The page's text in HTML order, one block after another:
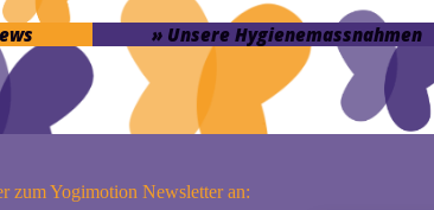
» Unsere Hygienemassnahmen
zum Yogimotion Newsletter an: